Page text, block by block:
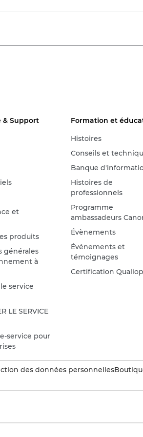
& Support
et
produits
générales
à
service
LE SERVICE
service pour
Formation et
Histoires
Conseils et
Banque
Histoires de
professionnels
Programme
ambassadeurs
Évènements
Événements et
témoignages
Certification
des données personnelles